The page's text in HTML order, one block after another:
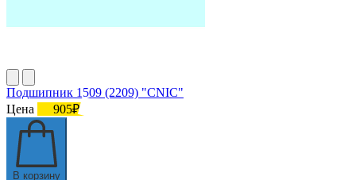
Подшипник 1509 (2209) "CNIC"
Цена
905₽
В корзину